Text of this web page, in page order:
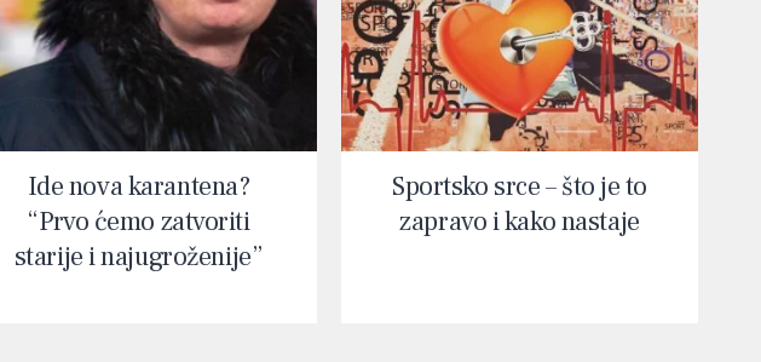
Ide nova karantena?
“Prvo ćemo zatvoriti
starije i najugroženije”
Sportsko srce – što je to
zapravo i kako nastaje